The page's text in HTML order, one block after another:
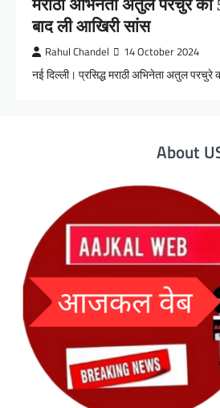
मराठी अभिनेता अतुल परचुरे
बाद ली आखिरी सांस
Rahul Chandel 14 October 2024
नई दिल्ली। प्रसिद्ध मराठी अभिनेता अतुल
About